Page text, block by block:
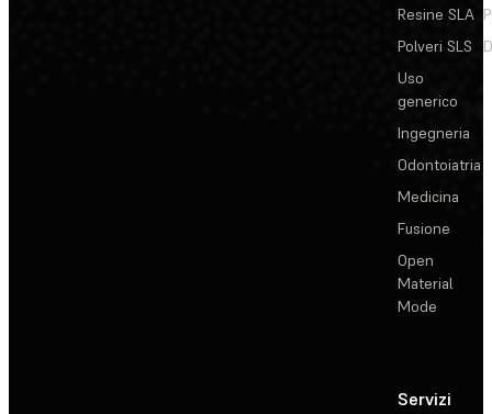
Resine SLA
Polveri SLS
Uso
generico
Ingegneria
Odontoiatria
Medicina
Fusione
Open
Material
Mode
Servizi